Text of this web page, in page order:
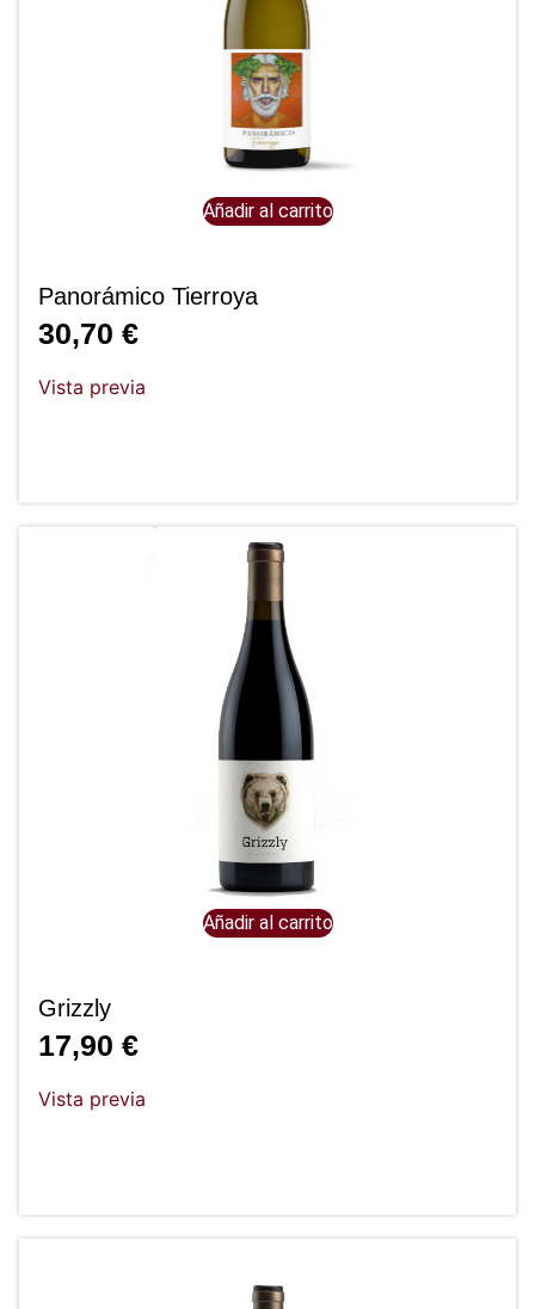
Añadir al carrito
Panorámico Tierroya
30,70 €
Vista previa
Añadir al carrito
Grizzly
17,90 €
Vista previa